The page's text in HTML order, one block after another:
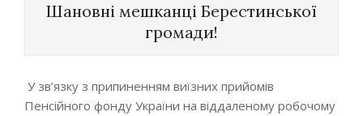
Шановні мешканці Берестинської
громади!
У зв’язку з припиненням виїзних прийомів
Пенсійного фонду України на віддаленому робочому